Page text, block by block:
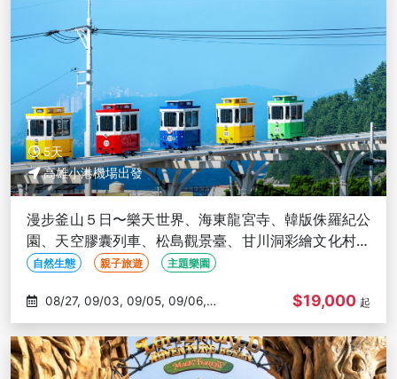
5天
高雄小港機場出發
漫步釜山５日〜樂天世界、海東龍宮寺、韓版侏羅紀公
園、天空膠囊列車、松島觀景臺、甘川洞彩繪文化村、
穿韓服體驗-高雄出發
自然生態 親子旅遊 主題樂園
09/08
$19,000 起